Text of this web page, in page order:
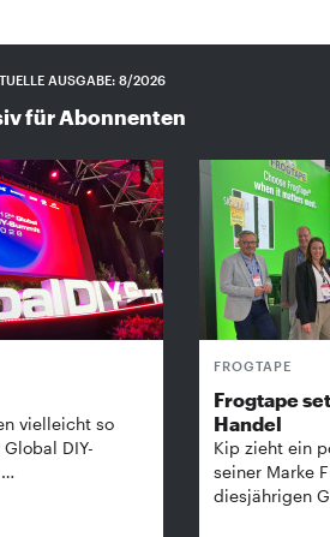
AUSGABE: 8/2026
für Abonnenten
vielleicht so
DIY-
FROGTAPE
Frogtape
Handel
Kip zieht ein
seiner Marke
diesjährigen